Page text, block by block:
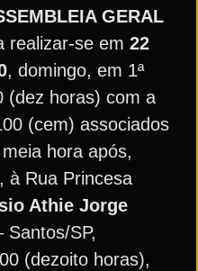
GERAL
realizar-se em 22
, domingo, em 1ª
(dez horas) com a
(cem) associados
hora após,
à Rua Princesa
Athie Jorge
Santos/SP,
(dezoito horas),